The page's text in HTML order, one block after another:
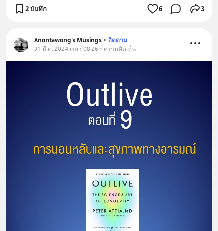
2 บันทึก 6 3
Anontawong's Musings • ติดตาม
31 มี.ค. 2024 เวลา 08:26 • ความคิดเห็น